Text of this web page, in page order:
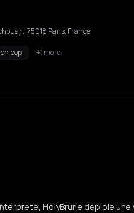
75018 Paris, France
pop +1 more
HolyBrune déploie une